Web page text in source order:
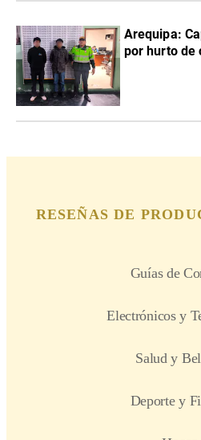
Arequipa:
por hurto de